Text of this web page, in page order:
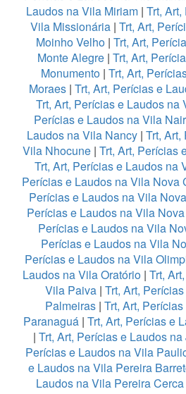
Laudos na Vila Miriam| Trt,
Vila Missionária | Trt, Art,
Moinho Velho | Trt, Art,
Monte Alegre| Trt, Art,
Monumento | Trt, Art,
Moraes| Trt, Art, Perícias e
Trt, Art, Perícias e Laudos na
Perícias e Laudos na Vila Nair
Laudos na Vila Nancy| Trt,
Vila Nhocune| Trt, Art, Perícias
Trt, Art, Perícias e Laudos na
Perícias e Laudos na Vila Nova
Perícias e Laudos na Vila
Perícias e Laudos na Vila
Perícias e Laudos na Vila
Perícias e Laudos na Vila
Perícias e Laudos na Vila
Laudos na Vila Oratório | Trt,
Vila Paiva| Trt, Art,
Palmeiras | Trt, Art,
Paranaguá| Trt, Art, Perícias e
| Trt, Art, Perícias e Laudos
Perícias e Laudos na Vila
e Laudos na Vila Pereira
Laudos na Vila Pereira Cerca